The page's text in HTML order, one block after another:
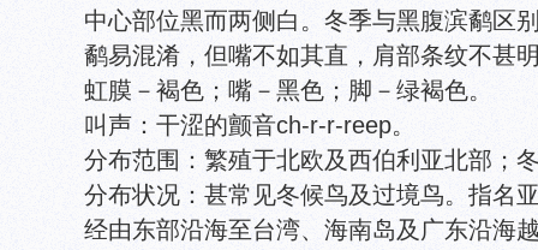
中心部位黑而两侧白。冬季与黑腹滨鹬区
鹬易混淆，但嘴不如其直，肩部条纹不甚
虹膜－褐色；嘴－黑色；脚－绿褐色。
叫声：干涩的颤音ch-r-r-reep。
分布范围：繁殖于北欧及西伯利亚北部；
分布状况：甚常见冬候鸟及过境鸟。指名
经由东部沿海至台湾、海南岛及广东沿海